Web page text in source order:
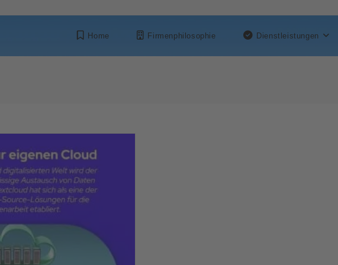
Home Firmenphilosophie Dienstleistungen